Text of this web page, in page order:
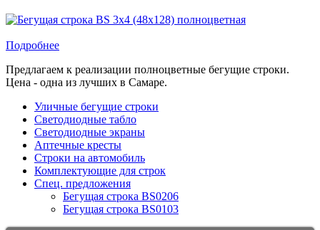
Подробнее
Предлагаем к реализации полноцветные бегущие строки.
Цена - одна из лучших в Самаре.
Уличные бегущие строки
Светодиодные табло
Светодиодные экраны
Аптечные кресты
Строки на автомобиль
Комплектующие для строк
Спец. предложения
Бегущая строка BS0206
Бегущая строка BS0103